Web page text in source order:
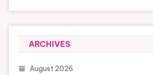
ARCHIVES
August 2026